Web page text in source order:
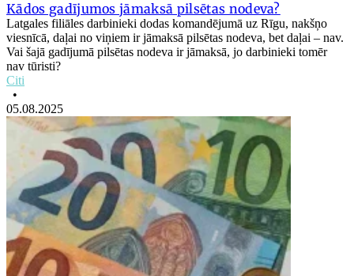
Kādos gadījumos jāmaksā pilsētas nodeva?
Latgales filiāles darbinieki dodas komandējumā uz Rīgu, nakšņo
viesnīcā, daļai no viņiem ir jāmaksā pilsētas nodeva, bet daļai – nav.
Vai šajā gadījumā pilsētas nodeva ir jāmaksā, jo darbinieki tomēr
nav tūristi?
Citi
•
05.08.2025